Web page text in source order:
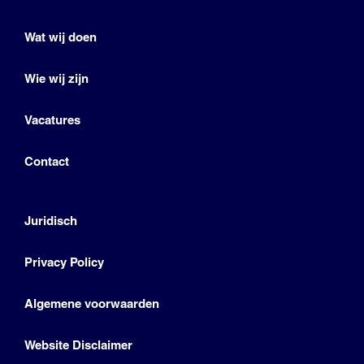
Wat wij doen
Wie wij zijn
Vacatures
Contact
Juridisch
Privacy Policy
Algemene voorwaarden
Website Disclaimer